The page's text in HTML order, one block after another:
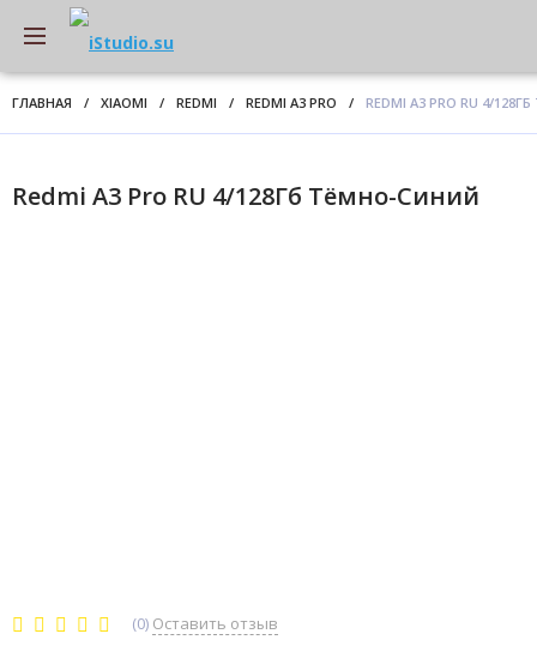
ГЛАВНАЯ / XIAOMI / REDMI / REDMI A3 PRO / REDMI A3 PRO RU 4/
Redmi A3 Pro RU 4/128Гб Тёмно-Синий
(0) Оставить отзыв